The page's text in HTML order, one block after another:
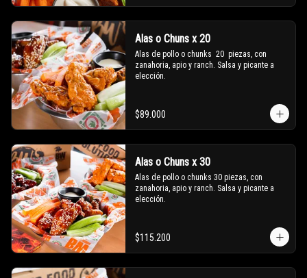
Alas o Chuns x 20
Alas de pollo o chunks  20  piezas, con
zanahoria, apio y ranch. Salsa y picante a
elección.
$89.000
Alas o Chuns x 30
Alas de pollo o chunks 30 piezas, con
zanahoria, apio y ranch. Salsa y picante a
elección.
$115.200